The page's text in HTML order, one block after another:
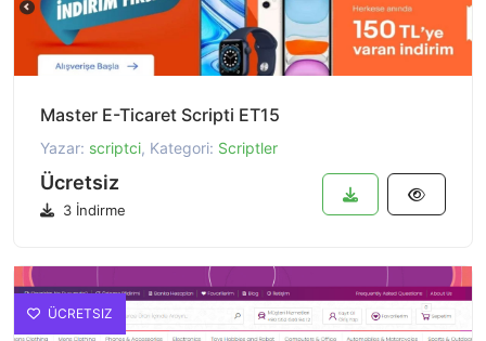
Master E-Ticaret Scripti ET15
Yazar: scriptci, Kategori: Scriptler
Ücretsiz
3 İndirme
ÜCRETSIZ